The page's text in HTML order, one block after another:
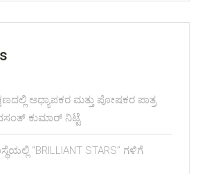
ಅಧ್ಯಾಪಕರ ಮತ್ತು ಪೋಷಕರ ಪಾತ್ರ
ಕುಮಾರ್ ನಿಟ್ಟೆ
“BRILLIANT STARS” ಗಳಿಗೆ